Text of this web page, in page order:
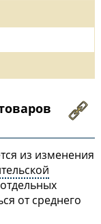
из изменения
от среднего